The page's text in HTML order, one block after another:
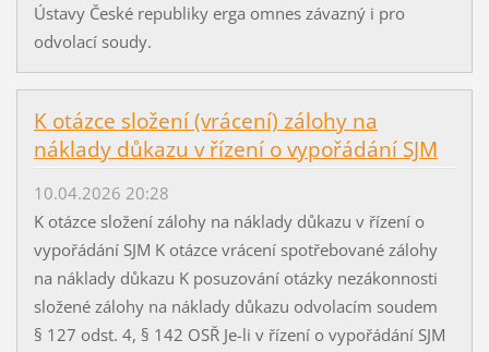
Ústavy České republiky erga omnes závazný i pro
odvolací soudy.
K otázce složení (vrácení) zálohy na
náklady důkazu v řízení o vypořádání SJM
10.04.2026 20:28
K otázce složení zálohy na náklady důkazu v řízení o
vypořádání SJM K otázce vrácení spotřebované zálohy
na náklady důkazu K posuzování otázky nezákonnosti
složené zálohy na náklady důkazu odvolacím soudem
§ 127 odst. 4, § 142 OSŘ Je-li v řízení o vypořádání SJM